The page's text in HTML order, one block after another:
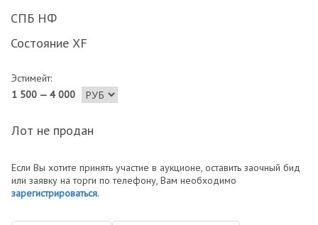
СПБ НФ
Состояние XF
Эстимейт:
1 500 — 4 000
Лот не продан
Если Вы хотите принять участие в аукционе, оставить заочный бид
или заявку на торги по телефону, Вам необходимо
зарегистрироваться.